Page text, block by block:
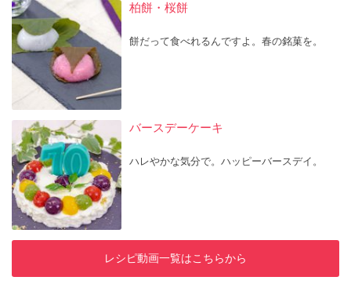
柏餅・桜餅
餅だって食べれるんですよ。春の銘菓を。
バースデーケーキ
ハレやかな気分で。ハッピーバースデイ。
レシピ動画一覧はこちらから